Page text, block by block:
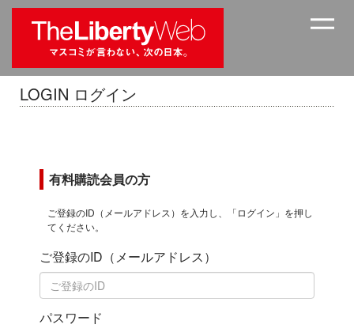
LOGIN ログイン
有料購読会員の方
ご登録のID（メールアドレス）を入力し、「ログイン」を押し
てください。
ご登録のID（メールアドレス）
パスワード